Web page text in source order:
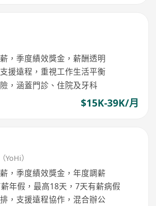
，季度績效獎金，薪酬透明
援遠程，重視工作生活平衡
，涵蓋門診、住院及牙科
$15K-39K/月
）
，季度績效獎金，年度調薪
年假，最高18天，7天有薪病假
，支援遠程協作，混合辦公